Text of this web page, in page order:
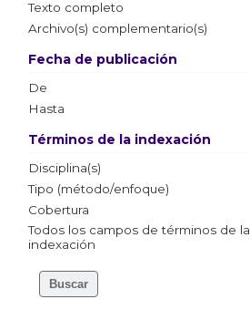
Texto completo
Archivo(s) complementario(s)
Fecha de publicación
De
Hasta
Términos de la indexación
Disciplina(s)
Tipo (método/enfoque)
Cobertura
Todos los campos de términos de la
indexación